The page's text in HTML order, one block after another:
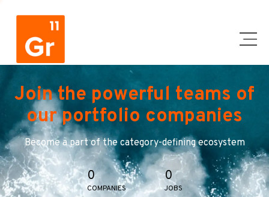
Join the powerful teams of
our portfolio companies
Become a part of the category-defining ecosystem
0
COMPANIES
0
JOBS